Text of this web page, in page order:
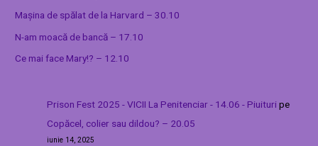
Mașina de spălat de la Harvard – 30.10
N-am moacă de bancă – 17.10
Ce mai face Mary!? – 12.10
Prison Fest 2025 - VICII La Penitenciar - 14.06 - Piuituripe
Copăcel, colier sau dildou? – 20.05
iunie 14, 2025